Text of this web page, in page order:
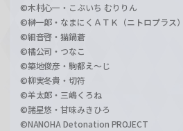
©木村心一・こぶいち むりりん
©榊一郎・なまにくＡＴＫ（ニトロプラス）
©細音啓・猫鍋蒼
©橘公司・つなこ
©築地俊彦・駒都え～じ
©柳実冬貴・切符
©羊太郎・三嶋くろね
©諸星悠・甘味みきひろ
©NANOHA Detonation PROJECT